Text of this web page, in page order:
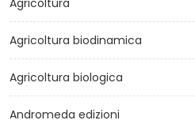
Agricoltura
Agricoltura biodinamica
Agricoltura biologica
Andromeda edizioni